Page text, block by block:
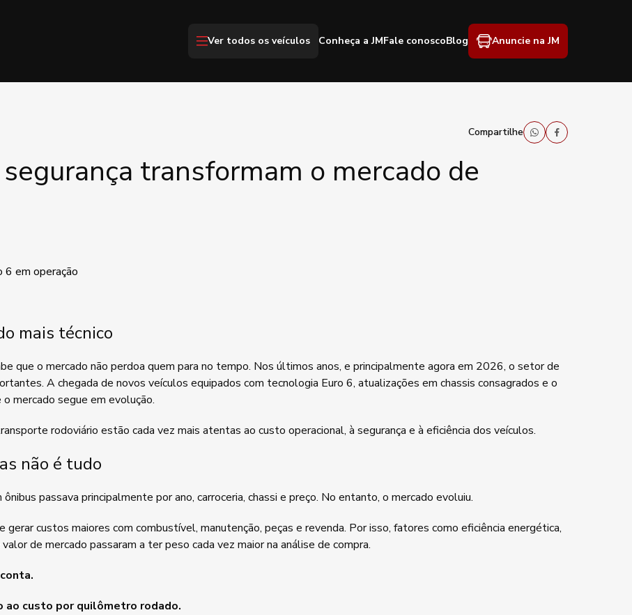
Ver todos os veículos Conheça a JMFale conoscoBlog Anuncie na JM
Compartilhe
transformam o mercado de
mais técnico
que o mercado não perdoa quem para no tempo. Nos últimos anos, e principalmente agora em 2026, o setor de
A chegada de novos veículos equipados com tecnologia Euro 6, atualizações em chassis consagrados e o
mercado segue em evolução.
rodoviário estão cada vez mais atentas ao custo operacional, à segurança e à eficiência dos veículos.
não é tudo
passava principalmente por ano, carroceria, chassi e preço. No entanto, o mercado evoluiu.
custos maiores com combustível, manutenção, peças e revenda. Por isso, fatores como eficiência energética,
de mercado passaram a ter peso cada vez maior na análise de compra.
custo por quilômetro rodado.